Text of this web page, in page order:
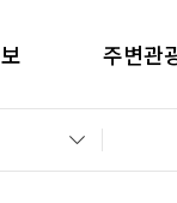
보
주변관
경남관광